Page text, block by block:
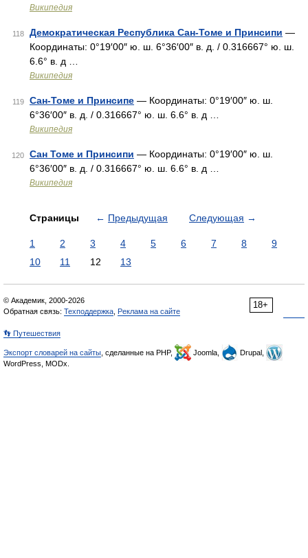
Википедия
118 Демократическая Республика Сан-Томе и Принсипи —
Координаты: 0°19′00″ ю. ш. 6°36′00″ в. д. / 0.316667° ю. ш.
6.6° в. д …
Википедия
119 Сан-Томе и Принсипе — Координаты: 0°19′00″ ю. ш.
6°36′00″ в. д. / 0.316667° ю. ш. 6.6° в. д …
Википедия
120 Сан Томе и Принсипи — Координаты: 0°19′00″ ю. ш.
6°36′00″ в. д. / 0.316667° ю. ш. 6.6° в. д …
Википедия
Страницы ← Предыдущая Следующая →
1 2 3 4 5 6 7 8
9
10
11 12 13
18+
© Академик, 2000-2026
Обратная связь: Техподдержка Реклама на сайте
👣 Путешествия
Экспорт словарей на сайты , сделанные на PHP, Joomla,
Drupal,
WordPress, MODx.